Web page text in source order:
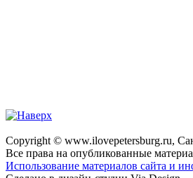
Copyright © www.ilovepetersburg.ru,
Все права на опубликованные
Использование материалов сайта и